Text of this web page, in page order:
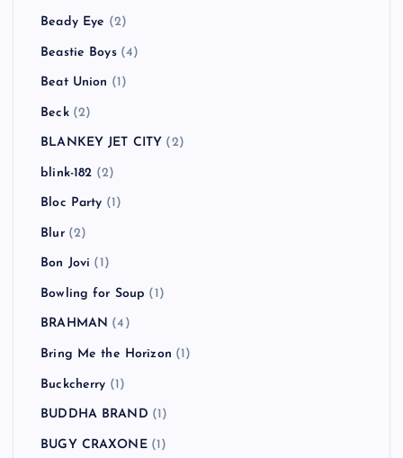
Beady Eye (2)
Beastie Boys(4)
Beat Union (1)
Beck(2)
BLANKEY JET CITY (2)
blink-182 (2)
Bloc Party (1)
Blur(2)
Bon Jovi (1)
Bowling for Soup (1)
BRAHMAN (4)
Bring Me the Horizon (1)
Buckcherry (1)
BUDDHA BRAND (1)
BUGY CRAXONE(1)